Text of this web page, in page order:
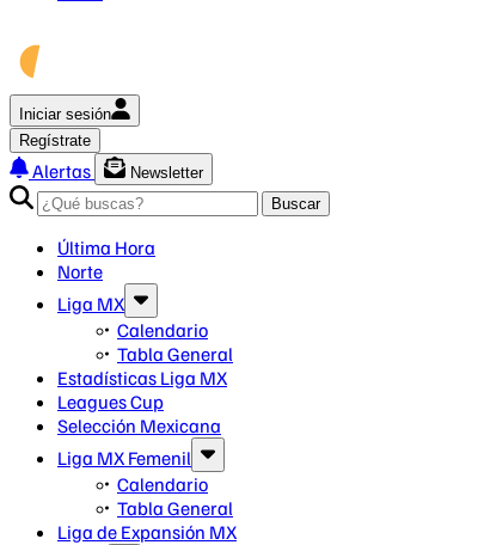
Iniciar sesión
Regístrate
Alertas
Newsletter
Buscar
Última Hora
Norte
Liga MX
Calendario
Tabla General
Estadísticas Liga MX
Leagues Cup
Selección Mexicana
Liga MX Femenil
Calendario
Tabla General
Liga de Expansión MX